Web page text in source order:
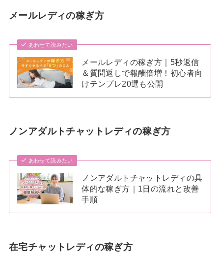
メールレディの稼ぎ方
あわせて読みたい
メールレディの稼ぎ方｜5秒返信
＆質問返しで報酬倍増！初心者向
けテンプレ20選も公開
ノンアダルトチャットレディの稼ぎ方
あわせて読みたい
ノンアダルトチャットレディの具
体的な稼ぎ方｜1日の流れと改善
手順
在宅チャットレディの稼ぎ方